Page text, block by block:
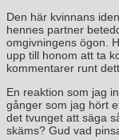
Den här kvinnans
hennes partner
omgivningens ögon.
upp till honom att ta
kommentarer runt
En reaktion som jag
gånger som jag hört
det tvunget att säga
skäms? Gud vad